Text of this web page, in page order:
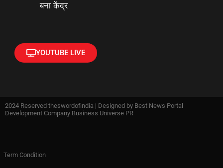
बना केंद्र
YOUTUBE LIVE
2024 Reserved theswordofindia | Designed by Best News Portal
Development Company Business Universe PR
Term Condition